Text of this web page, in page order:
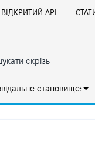
ВІДКРИТИЙ АРІ
скрізь
становище: